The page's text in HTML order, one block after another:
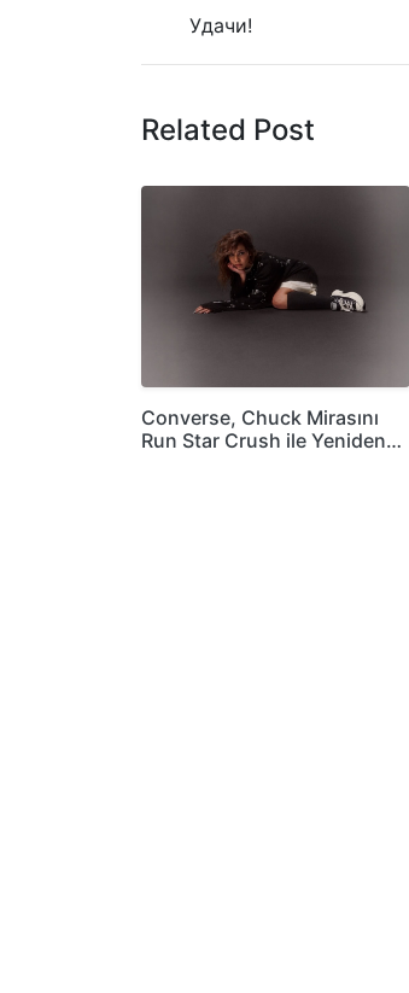
Удачи!
Related Post
Converse, Chuck Mirasını
Run Star Crush ile Yeniden…